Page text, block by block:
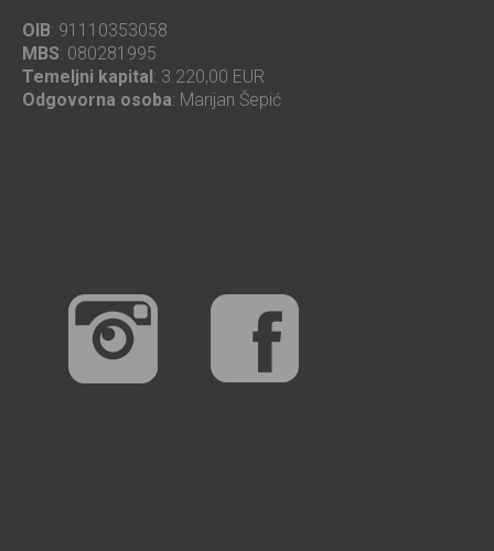
OIB: 91110353058
MBS: 080281995
Temeljni kapital: 3.220,00 EUR
Odgovorna osoba: Marijan Šepić